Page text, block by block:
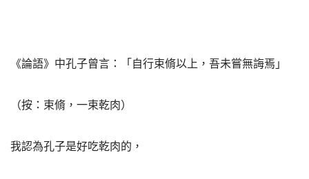
《論語》中孔子曾言：「自行束脩以上，吾未嘗無誨焉」
（按：束脩，一束乾肉）
我認為孔子是好吃乾肉的，